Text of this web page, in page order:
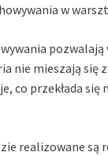
w
nie mieszają się
co przekłada się
realizowane są